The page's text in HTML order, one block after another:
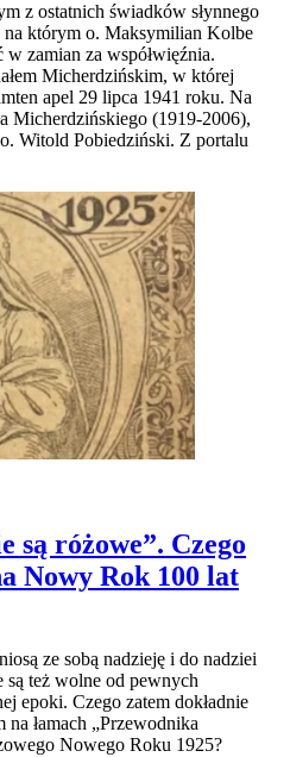
z ostatnich świadków słynnego
którym o. Maksymilian Kolbe
w zamian za współwięźnia.
Micherdzińskim, w której
apel 29 lipca 1941 roku. Na
Micherdzińskiego (1919-2006),
Witold Pobiedziński. Z portalu
są różowe”. Czego
Nowy Rok 100 lat
ze sobą nadzieję i do nadziei
są też wolne od pewnych
epoki. Czego zatem dokładnie
łamach „Przewodnika
Nowego Roku 1925?